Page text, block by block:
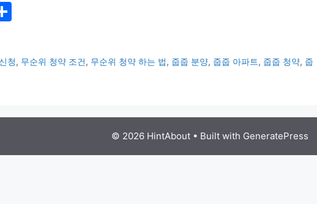
e
청, 무순위 청약 조건, 무순위 청약 하는 법, 줍줍 분양, 줍줍 아파트, 줍줍 청약, 줍
© 2026 HintAbout • Built with GeneratePress